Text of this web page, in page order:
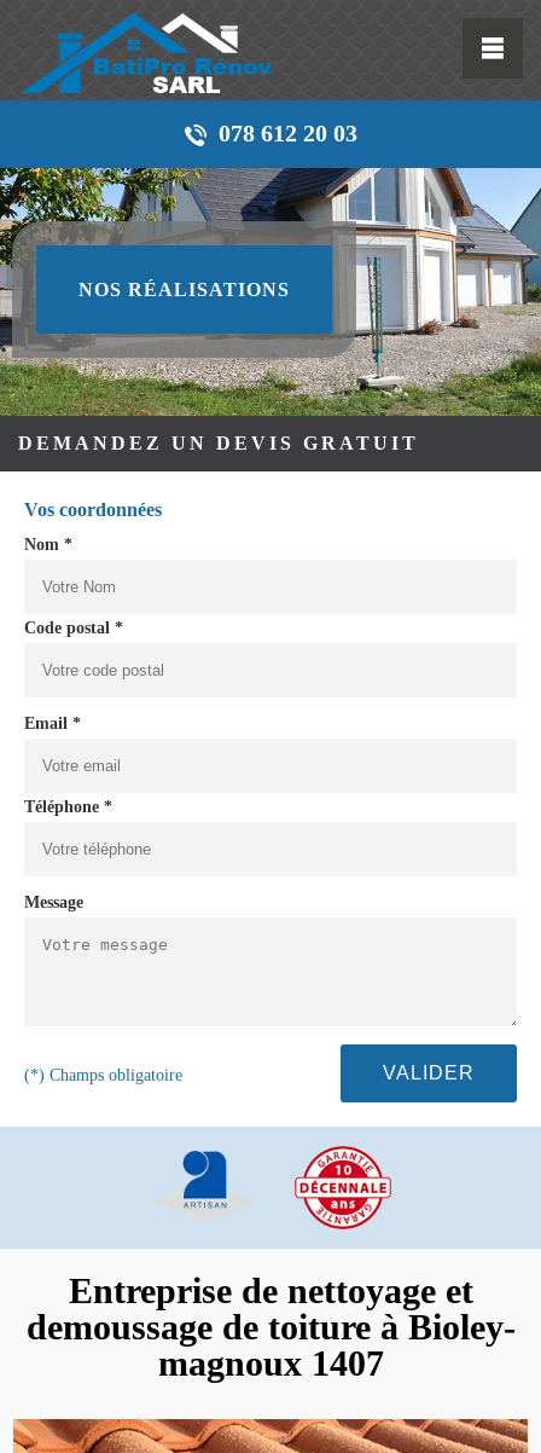
078 612 20 03
NOS RÉALISATIONS
DEMANDEZ UN DEVIS GRATUIT
Vos coordonnées
Nom *
Code postal *
Email *
Téléphone *
Message
(*) Champs obligatoire
Entreprise de nettoyage et
demoussage de toiture à Bioley-
magnoux 1407